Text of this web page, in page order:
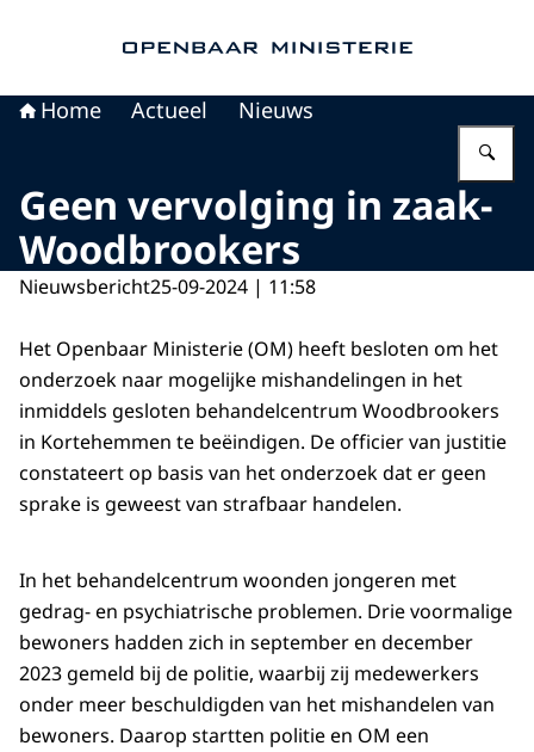
Home Actueel Nieuws
Geen vervolging in zaak-
Woodbrookers
Nieuwsbericht25-09-2024 | 11:58
Het Openbaar Ministerie (OM) heeft besloten om het
onderzoek naar mogelijke mishandelingen in het
inmiddels gesloten behandelcentrum Woodbrookers
in Kortehemmen te beëindigen. De officier van justitie
constateert op basis van het onderzoek dat er geen
sprake is geweest van strafbaar handelen.
In het behandelcentrum woonden jongeren met
gedrag- en psychiatrische problemen. Drie voormalige
bewoners hadden zich in september en december
2023 gemeld bij de politie, waarbij zij medewerkers
onder meer beschuldigden van het mishandelen van
bewoners. Daarop startten politie en OM een